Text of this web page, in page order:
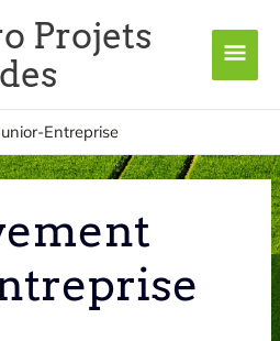
Projets
Entreprise